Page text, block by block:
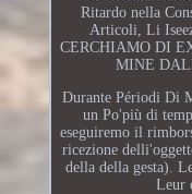
Ritardo nella
Articoli, Li
CERCHIAMO DI
MINE
Durante Périodi Di
un Po'più di
eseguiremo il
ricezione
della della gesta).
Leur